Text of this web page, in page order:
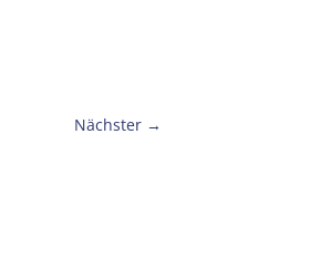
Nächster→